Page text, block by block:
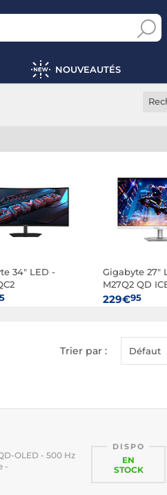
NOUVEAUTÉS
34" LED -
Gigabyte 27"
M27Q2 QD
229€95
Trier par : Défaut
OLED - 500 Hz
-
DISPO
EN
STOCK